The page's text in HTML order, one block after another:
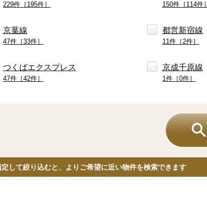
229件［195件］ 150件［114件］
京葉線
47件［33件］
都営新宿線
11件［2件］
つくばエクスプレス
47件［42件］
京成千原線
1件［0件］
して絞り込むと、よりご希望に近い物件を検索できます